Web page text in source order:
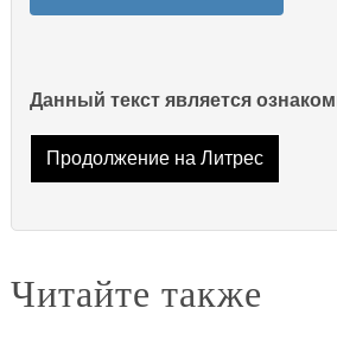
Данный текст является
Продолжение на Литрес
Читайте также